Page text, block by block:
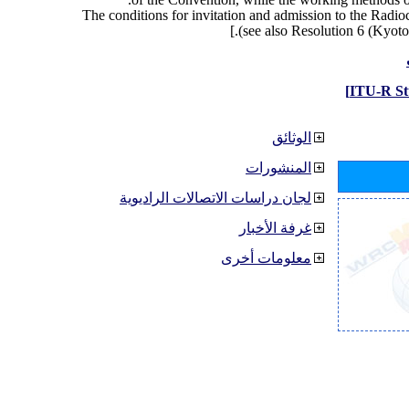
The conditions for invitation and admission to the
الوثائق
المنشورات
لجان دراسات الاتصالات الراديوية
غرفة الأخبار
معلومات أخرى